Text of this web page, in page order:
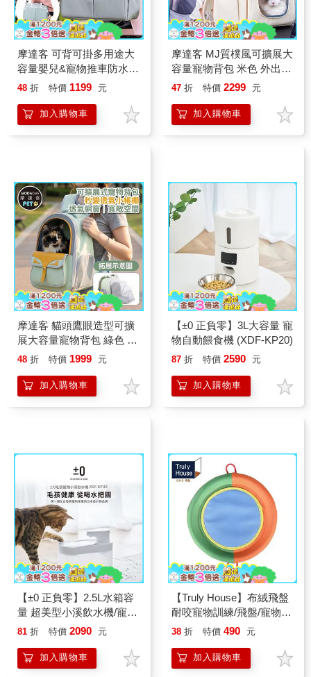
摩達客 可背可掛多用途大
容量嬰兒&寵物推車防水掛
包肩背包 灰色 可手提斜背
48 折 特價 1199 元
加入購物車
摩達客 MJ質樸風可擴展大
容量寵物背包 米色 外出超
透氣網窗雙肩背包 7公斤
帳篷款
47 折 特價 2299 元
加入購物車
摩達客 貓頭鷹眼造型可擴
展大容量寵物背包 綠色 外
出超透氣網窗雙肩背包 6
秒變帳篷款
48 折 特價 1999 元
加入購物車
【±0 正負零】3L大容量 寵
物自動餵食機 (XDF-KP20)
87 折 特價 2590 元
加入購物車
【±0 正負零】2.5L水箱容
量 超美型小溪飲水機/寵物
飲水機 (XDF-KP30)
81 折 特價 2090 元
加入購物車
【Truly House】布絨飛盤
耐咬寵物訓練/飛盤/寵物玩
具/狗狗玩具(三款任選)
38 折 特價 490 元
加入購物車